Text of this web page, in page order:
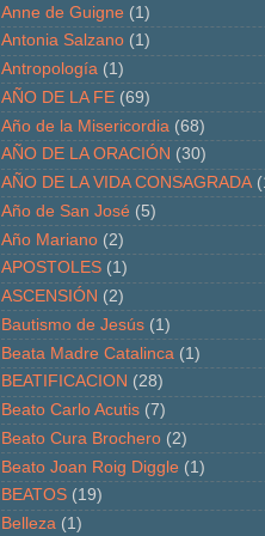
Anne de Guigne (1)
Antonia Salzano (1)
Antropología (1)
AÑO DE LA FE (69)
Año de la Misericordia (68)
AÑO DE LA ORACIÓN (30)
AÑO DE LA VIDA CONSAGRADA
Año de San José (5)
Año Mariano (2)
APOSTOLES (1)
ASCENSIÓN (2)
Bautismo de Jesús (1)
Beata Madre Catalinca (1)
BEATIFICACION (28)
Beato Carlo Acutis (7)
Beato Cura Brochero (2)
Beato Joan Roig Diggle (1)
BEATOS (19)
Belleza (1)